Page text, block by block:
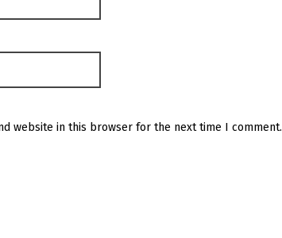
website in this browser for the next time I comment.